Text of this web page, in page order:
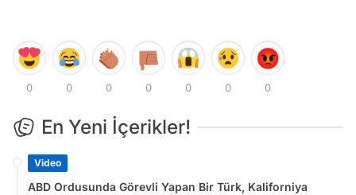
0 0 0 0 0 0 0
En Yeni İçerikler!
Video
ABD Ordusunda Görevli Yapan Bir Türk, Kaliforniya